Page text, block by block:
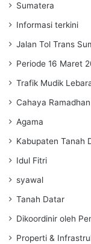
Sumatera
Informasi terkini
Jalan Tol Trans
Periode 16 Maret
Trafik Mudik
Cahaya Ramadhan
Agama
Kabupaten Tanah
Idul Fitri
syawal
Tanah Datar
Dikoordinir oleh
Properti &